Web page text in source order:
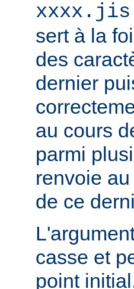
sert à la
des
dernier
au cours
parmi
renvoie
de ce
casse et
point